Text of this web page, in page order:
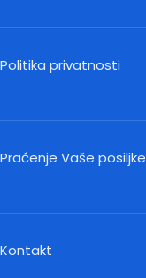
Politika privatnosti
Praćenje Vaše posiljke
Kontakt